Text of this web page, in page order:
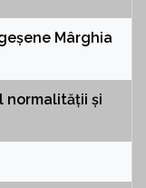
Mârghia
normalității și